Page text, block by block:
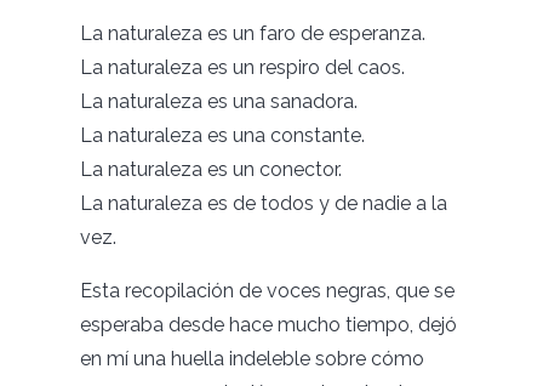
La naturaleza es un faro de esperanza.
La naturaleza es un respiro del caos.
La naturaleza es una sanadora.
La naturaleza es una constante.
La naturaleza es un conector.
La naturaleza es de todos y de nadie a la
vez.
Esta recopilación de voces negras, que se
esperaba desde hace mucho tiempo, dejó
en mí una huella indeleble sobre cómo